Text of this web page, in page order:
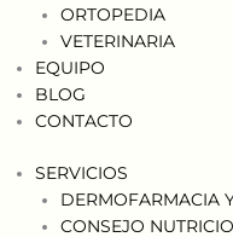
ORTOPEDIA
VETERINARIA
EQUIPO
BLOG
CONTACTO
SERVICIOS
DERMOFARMACIA
CONSEJO